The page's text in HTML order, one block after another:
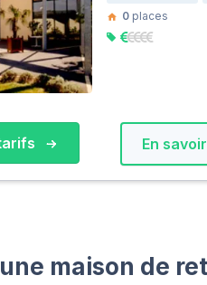
0places
En
maison de